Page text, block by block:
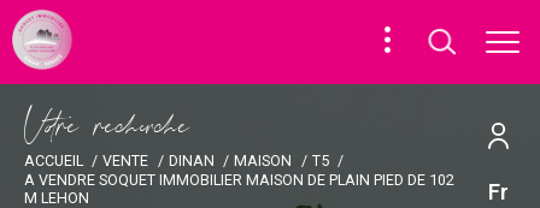
Fr
Vore recece
ACCUEIL VENTE DINAN MAISON
T5
A VENDRE SOQUET IMMOBILIER MAISON DE PLAIN PIED DE 102
M LEHON